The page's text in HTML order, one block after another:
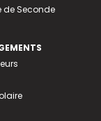
de Seconde